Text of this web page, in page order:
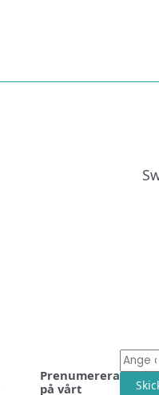
Prenumerera
på vårt
E-
post